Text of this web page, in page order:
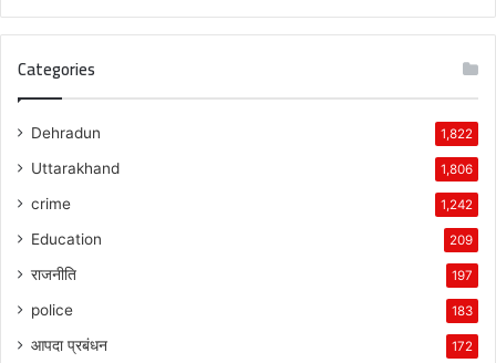
Categories
Dehradun 1,822
Uttarakhand 1,806
crime 1,242
Education 209
राजनीति 197
police 183
आपदा प्रबंधन 172